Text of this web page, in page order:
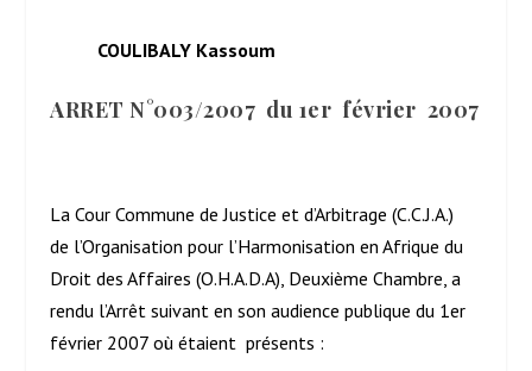
COULIBALY Kassoum
ARRET N°003/2007 du 1er février 2007
La Cour Commune de Justice et d’Arbitrage (C.C.J.A.)
de l’Organisation pour l’Harmonisation en Afrique du
Droit des Affaires (O.H.A.D.A), Deuxième Chambre, a
rendu l’Arrêt suivant en son audience publique du 1er
février 2007 où étaient présents :